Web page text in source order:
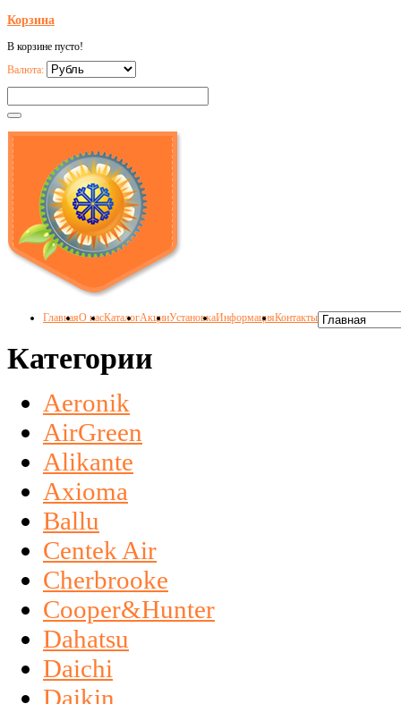
Корзина
В корзине пусто!
Валюта:
ГлавнаяО насКаталогАкцииУстановкаИнформацияКонтакты
Категории
Aeronik
AirGreen
Alikante
Axioma
Ballu
Centek Air
Cherbrooke
Cooper&Hunter
Dahatsu
Daichi
Daikin